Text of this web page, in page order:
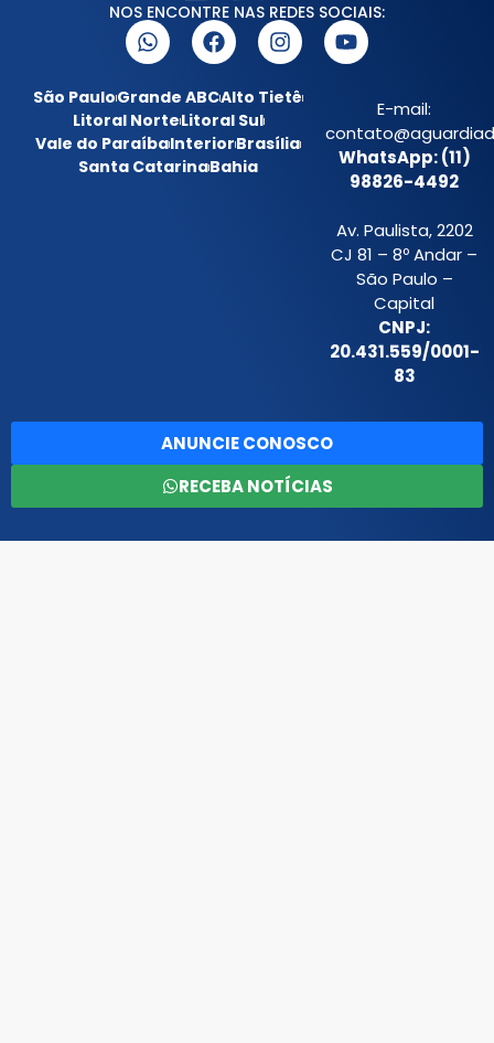
NOS ENCONTRE NAS REDES SOCIAIS:
São PauloGrande ABCAlto Tietê
Litoral NorteLitoral Sul
Vale do ParaíbaInteriorBrasília
Santa CatarinaBahia
E-mail:
WhatsApp: (11)
98826-4492
Av. Paulista, 2202
CJ 81 – 8º Andar –
São Paulo –
Capital
CNPJ:
20.431.559/0001-
83
ANUNCIE CONOSCO
RECEBA NOTÍCIAS